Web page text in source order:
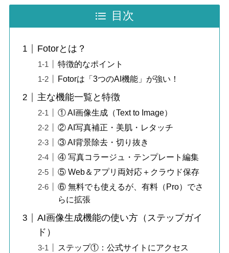
目次
Fotorとは？
特徴的なポイント
Fotorは「3つのAI機能」が強い！
主な機能一覧と特徴
① AI画像生成（Text to Image）
② AI写真補正・美肌・レタッチ
③ AI背景除去・切り抜き
④ 写真コラージュ・テンプレート編集
⑤ Web＆アプリ両対応＋クラウド保存
⑥ 無料でも使えるが、有料（Pro）でさ
らに拡張
AI画像生成機能の使い方（ステップガイ
ド）
ステップ①：公式サイトにアクセス